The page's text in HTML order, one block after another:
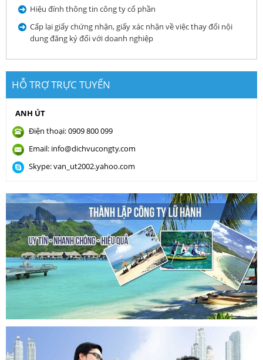
Hiệu đính thông tin công ty cổ phần
Cấp lại giấy chứng nhận, giấy xác nhận về việc thay đổi nội
dung đăng ký đối với doanh nghiệp
HỖ TRỢ TRỰC TUYẾN
ANH ÚT
Điện thoại: 0909 800 099
Email: info@dichvucongty.com
Skype: van_ut2002.yahoo.com